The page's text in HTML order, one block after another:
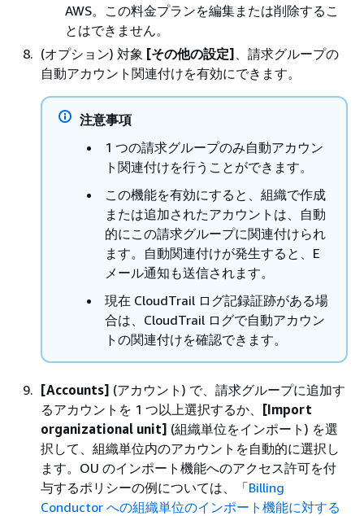
AWS。この料金プランを編集または削除するこ
とはできません。
(オプション) 対象 [その他の設定] 、請求グループの
自動アカウント関連付けを有効にできます。
注意事項
1 つの請求グループのみ自動アカウン
ト関連付けを行うことができます。
この機能を有効にすると、組織で作成
または追加されたアカウントは、自動
的にこの請求グループに関連付けられ
ます。自動関連付けが発生すると、E
メール通知も送信されます。
現在 CloudTrail ログ記録証跡がある場
合は、CloudTrail ログで自動アカウン
トの関連付けを確認できます。
[Accounts] (アカウント) で、請求グループに追加す
るアカウントを 1 つ以上選択するか、 [Import
organizational unit] (組織単位をインポート) を選
択して、組織単位内のアカウントを自動的に選択し
ます。OU のインポート機能へのアクセス許可を付
与するポリシーの例については、「Billing
Conductor への組織単位のインポート機能に対する